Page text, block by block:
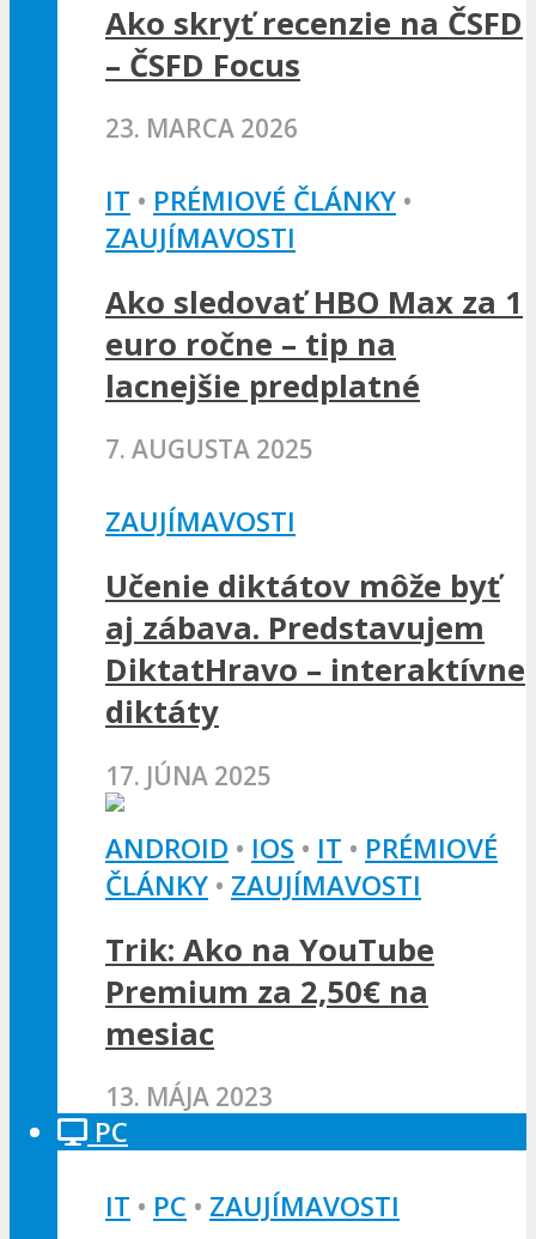
Ako skryť recenzie na ČSFD
– ČSFD Focus
23. MARCA 2026
IT • PRÉMIOVÉ ČLÁNKY •
ZAUJÍMAVOSTI
Ako sledovať HBO Max za 1
euro ročne – tip na
lacnejšie predplatné
7. AUGUSTA 2025
ZAUJÍMAVOSTI
Učenie diktátov môže byť
aj zábava. Predstavujem
DiktatHravo – interaktívne
diktáty
17. JÚNA 2025
ANDROID • IOS • IT • PRÉMIOVÉ
ČLÁNKY • ZAUJÍMAVOSTI
Trik: Ako na YouTube
Premium za 2,50€ na
mesiac
13. MÁJA 2023
PC
IT • PC • ZAUJÍMAVOSTI